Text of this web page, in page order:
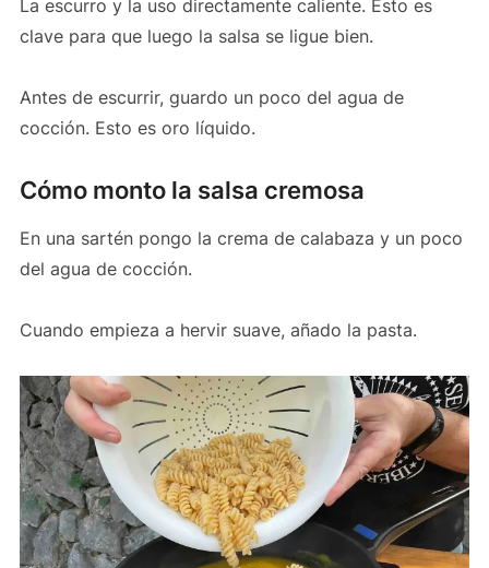
La escurro y la uso directamente caliente. Esto es
clave para que luego la salsa se ligue bien.
Antes de escurrir, guardo un poco del agua de
cocción. Esto es oro líquido.
Cómo monto la salsa cremosa
En una sartén pongo la crema de calabaza y un poco
del agua de cocción.
Cuando empieza a hervir suave, añado la pasta.